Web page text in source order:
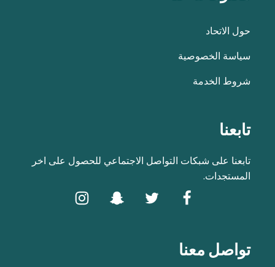
حول الاتحاد
سياسة الخصوصية
شروط الخدمة
تابعنا
تابعنا على شبكات التواصل الاجتماعي للحصول على اخر
المستجدات.
تواصل معنا